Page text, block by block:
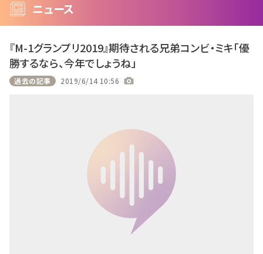
ニュース
『M-1グランプリ2019』期待される兄弟コンビ・ミキ「優
勝するなら、今年でしょうね」
過去の記事 2019/6/14 10:56